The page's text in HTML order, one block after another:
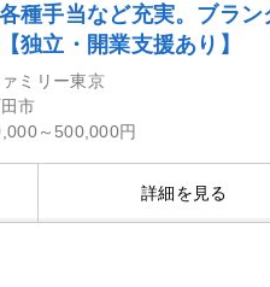
種手当など充実。ブラン
独立・開業支援あり】
ミリー東京
市
～500,000円
詳細を見る